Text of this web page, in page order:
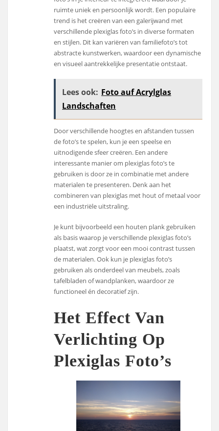
ruimte uniek en persoonlijk wordt. Een populaire
trend is het creëren van een galerijwand met
verschillende plexiglas foto’s in diverse formaten
en stijlen. Dit kan variëren van familiefoto’s tot
abstracte kunstwerken, waardoor een dynamische
en visueel aantrekkelijke presentatie ontstaat.
Lees ook: Foto auf Acrylglas
Landschaften
Door verschillende hoogtes en afstanden tussen
de foto’s te spelen, kun je een speelse en
uitnodigende sfeer creëren. Een andere
interessante manier om plexiglas foto’s te
gebruiken is door ze in combinatie met andere
materialen te presenteren. Denk aan het
combineren van plexiglas met hout of metaal voor
een industriële uitstraling.
Je kunt bijvoorbeeld een houten plank gebruiken
als basis waarop je verschillende plexiglas foto’s
plaatst, wat zorgt voor een mooi contrast tussen
de materialen. Ook kun je plexiglas foto’s
gebruiken als onderdeel van meubels, zoals
tafelbladen of wandplanken, waardoor ze
functioneel én decoratief zijn.
Het Effect Van
Verlichting Op
Plexiglas Foto’s